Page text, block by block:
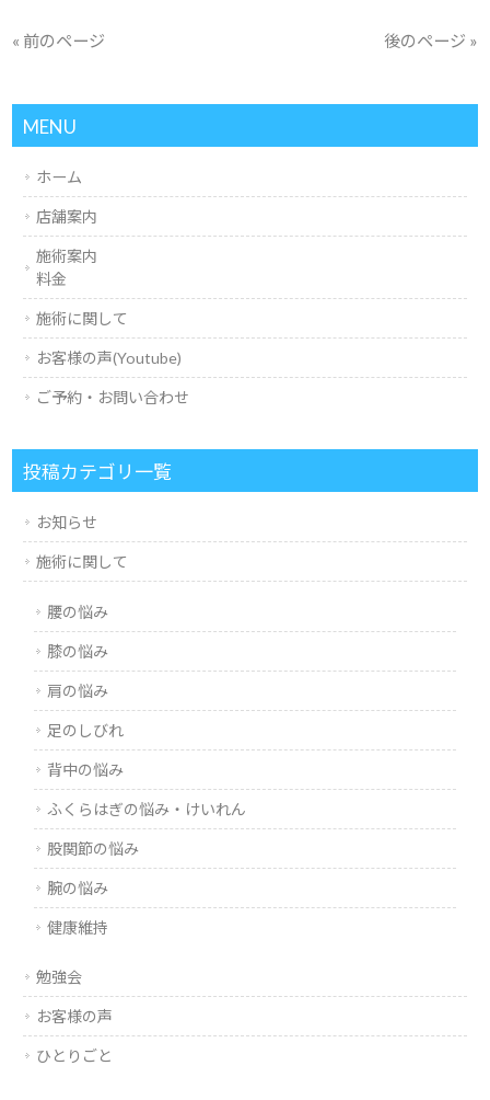
« 前のページ 後のページ »
MENU
ホーム
店舗案内
施術案内
料金
施術に関して
お客様の声(Youtube)
ご予約・お問い合わせ
投稿カテゴリ一覧
お知らせ
施術に関して
腰の悩み
膝の悩み
肩の悩み
足のしびれ
背中の悩み
ふくらはぎの悩み・けいれん
股関節の悩み
腕の悩み
健康維持
勉強会
お客様の声
ひとりごと